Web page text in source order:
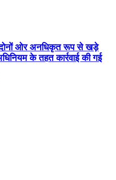
ओर अनधिकृत रूप से खड़े
के तहत कार्रवाई की गई